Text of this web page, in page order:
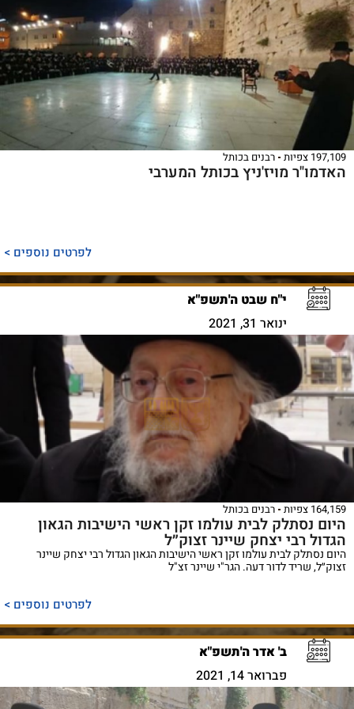
197,109 צפיות רבנים בכותל
האדמו"ר מויז'ניץ בכותל המערבי
לפרטים נוספים >
י"ח שבט ה'תשפ"א
ינואר 31, 2021
164,159 צפיות רבנים בכותל
היום נסתלק לבית עולמו זקן ראשי הישיבות הגאון
הגדול רבי יצחק שיינר זצוק״ל
היום נסתלק לבית עולמו זקן ראשי הישיבות הגאון הגדול רבי יצחק שיינר
זצוק״ל, שריד לדור דעה. הגר"י שיינר זצ"ל
לפרטים נוספים >
ב' אדר ה'תשפ"א
פברואר 14, 2021